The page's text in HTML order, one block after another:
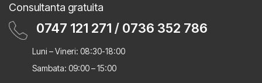
Consultanta gratuita
0747 121 271 / 0736 352 786
Luni – Vineri: 08:30-18:00
Sambata: 09:00 – 15:00